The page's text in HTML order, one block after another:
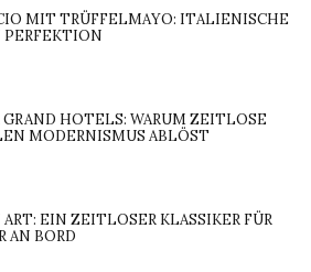
MIT TRÜFFELMAYO: ITALIENISCHE
GRAND HOTELS: WARUM ZEITLOSE
MODERNISMUS ABLÖST
EIN ZEITLOSER KLASSIKER FÜR
AN BORD